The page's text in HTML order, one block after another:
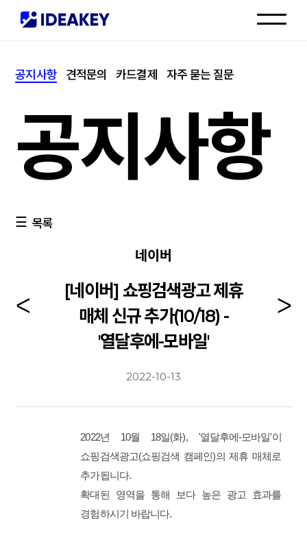
고객센터
공지사항 견적문의 카드결제 자주 묻는 질문
공지사항
목록
네이버
[네이버] 쇼핑검색광고 제휴
매체 신규 추가(10/18) -
'열달후에-모바일'
2022-10-13
2022년 10월 18일(화), '열달후에-모바일'이
쇼핑검색광고(쇼핑검색 캠페인)의 제휴 매체로
추가됩니다.
확대된 영역을 통해 보다 높은 광고 효과를
경험하시기 바랍니다.